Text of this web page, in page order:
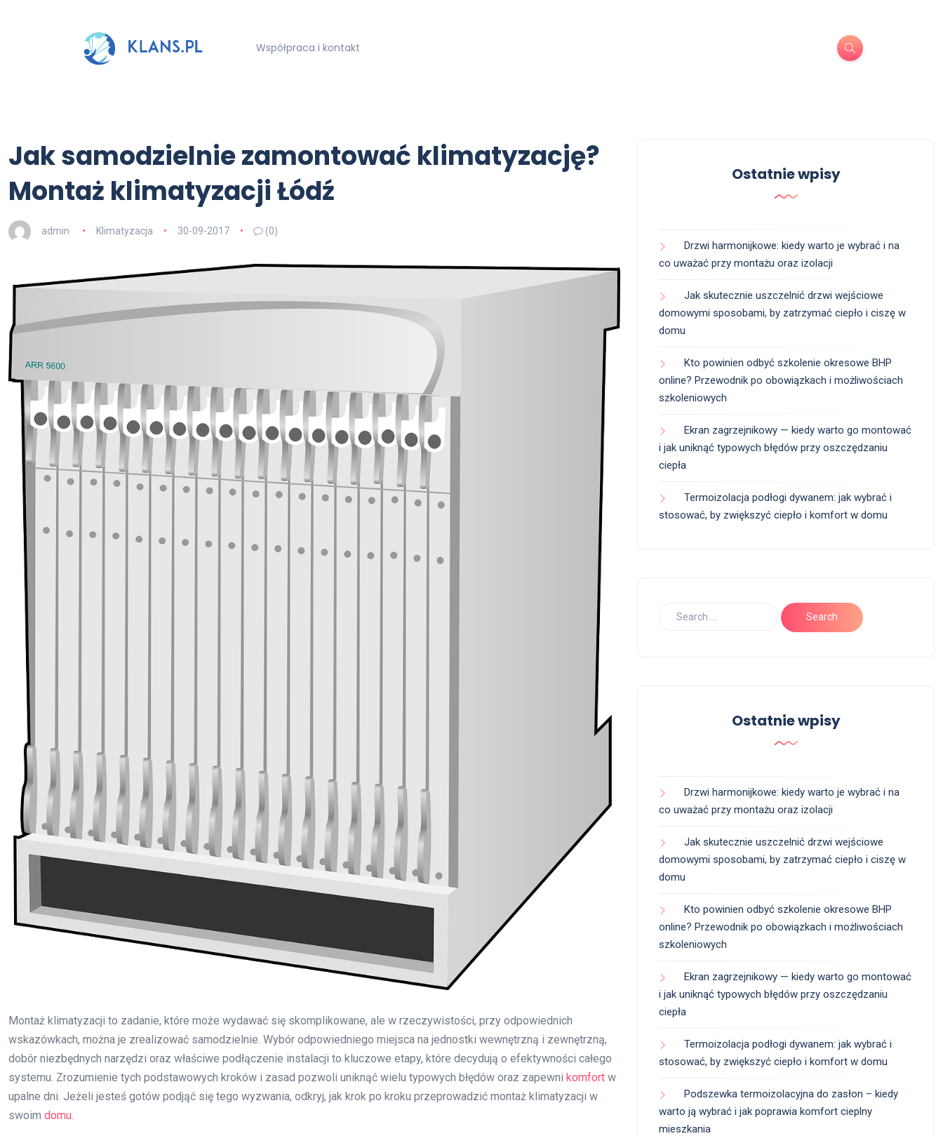
Współpraca i kontakt
Jak samodzielnie zamontować klimatyzację?
Montaż klimatyzacji Łódź
admin Klimatyzacja 30-09-2017 (0)
Montaż klimatyzacji to zadanie, które może wydawać się skomplikowane, ale w rzeczywistości, przy odpowiednich
wskazówkach, można je zrealizować samodzielnie. Wybór odpowiedniego miejsca na jednostki wewnętrzną i zewnętrzną,
dobór niezbędnych narzędzi oraz właściwe podłączenie instalacji to kluczowe etapy, które decydują o efektywności całego
systemu. Zrozumienie tych podstawowych kroków i zasad pozwoli uniknąć wielu typowych błędów oraz zapewni komfort w
upalne dni. Jeżeli jesteś gotów podjąć się tego wyzwania, odkryj, jak krok po kroku przeprowadzić montaż klimatyzacji w
swoim domu.
Ostatnie wpisy
Drzwi harmonijkowe: kiedy warto je wybrać i na
co uważać przy montażu oraz izolacji
Jak skutecznie uszczelnić drzwi wejściowe
domowymi sposobami, by zatrzymać ciepło i ciszę w
domu
Kto powinien odbyć szkolenie okresowe BHP
online? Przewodnik po obowiązkach i możliwościach
szkoleniowych
Ekran zagrzejnikowy — kiedy warto go montować
i jak uniknąć typowych błędów przy oszczędzaniu
ciepła
Termoizolacja podłogi dywanem: jak wybrać i
stosować, by zwiększyć ciepło i komfort w domu
Ostatnie wpisy
Drzwi harmonijkowe: kiedy warto je wybrać i na
co uważać przy montażu oraz izolacji
Jak skutecznie uszczelnić drzwi wejściowe
domowymi sposobami, by zatrzymać ciepło i ciszę w
domu
Kto powinien odbyć szkolenie okresowe BHP
online? Przewodnik po obowiązkach i możliwościach
szkoleniowych
Ekran zagrzejnikowy — kiedy warto go montować
i jak uniknąć typowych błędów przy oszczędzaniu
ciepła
Termoizolacja podłogi dywanem: jak wybrać i
stosować, by zwiększyć ciepło i komfort w domu
Podszewka termoizolacyjna do zasłon – kiedy
warto ją wybrać i jak poprawia komfort cieplny
mieszkania